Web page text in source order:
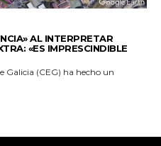
AL INTERPRETAR
«ES IMPRESCINDIBLE
Galicia (CEG) ha hecho un